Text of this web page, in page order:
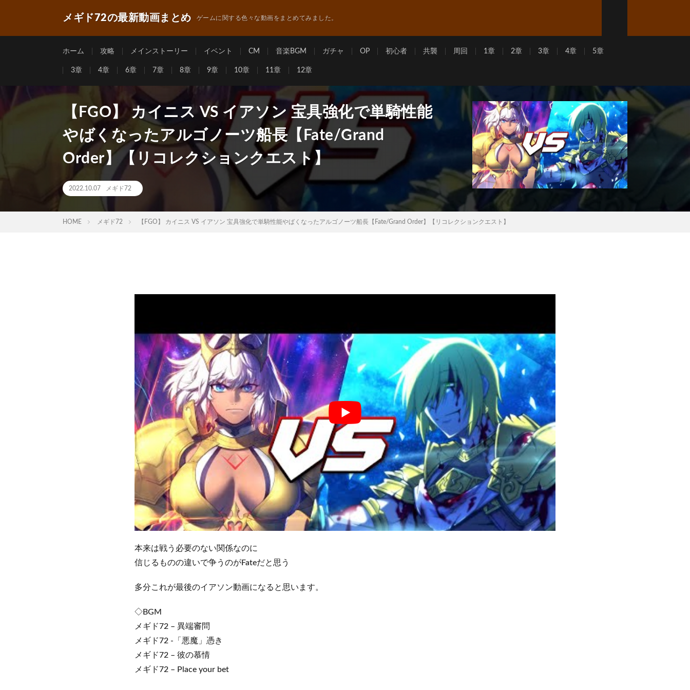
メギド72の最新動画まとめ ゲームに関する色々な動画をまとめてみました。
ホーム 攻略 メインストーリー イベント CM 音楽BGM ガチャ OP 初心者 共襲 周回 1章 2章 3章 4章 5章
3章 4章 6章 7章 8章 9章 10章 11章 12章
【FGO】 カイニス VS イアソン 宝具強化で単騎性能
やばくなったアルゴノーツ船長【Fate/Grand
Order】【リコレクションクエスト】
2022.10.07 メギド72
HOME メギド72 【FGO】 カイニス VS イアソン 宝具強化で単騎性能やばくなったアルゴノーツ船長【Fate/Grand Order】【リコレクションクエスト】
本来は戦う必要のない関係なのに
信じるものの違いで争うのがFateだと思う
多分これが最後のイアソン動画になると思います。
◇BGM
メギド72 – 異端審問
メギド72 -「悪魔」憑き
メギド72 – 彼の慕情
メギド72 – Place your bet